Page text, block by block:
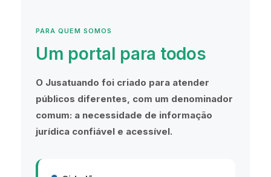
PARA QUEM SOMOS
Um portal para todos
O Jusatuando foi criado para atender
públicos diferentes, com um denominador
comum: a necessidade de informação
jurídica confiável e acessível.